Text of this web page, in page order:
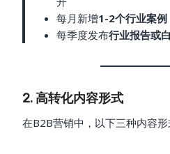
每月新增1-2个行业案例
每季度发布行业报告或
2. 高转化内容形式
在B2B营销中，以下三种内容